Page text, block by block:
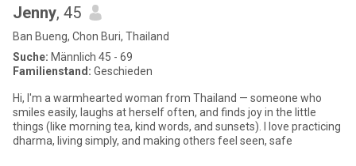
Jenny, 45
Ban Bueng, Chon Buri, Thailand
Suche: Männlich 45 - 69
Familienstand: Geschieden
Hi, I'm a warmhearted woman from Thailand — someone who
smiles easily, laughs at herself often, and finds joy in the little
things (like morning tea, kind words, and sunsets). I love practicing
dharma, living simply, and making others feel seen, safe